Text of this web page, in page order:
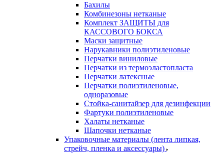
Бахилы
Комбинезоны нетканые
Комплект ЗАЩИТЫ для
КАССОВОГО БОКСА
Маски защитные
Нарукавники полиэтиленовые
Перчатки виниловые
Перчатки из термоэластопласта
Перчатки латексные
Перчатки полиэтиленовые,
одноразовые
Стойка-санитайзер для дезинфекции
Фартуки полиэтиленовые
Халаты нетканые
Шапочки нетканые
Упаковочные материалы (лента липкая,
стрейч, пленка и аксессуары)